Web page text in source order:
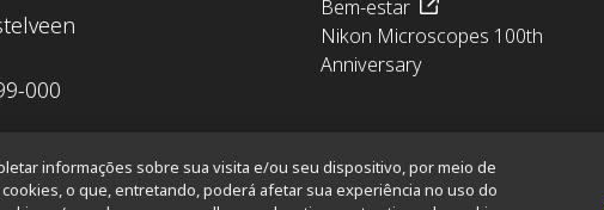
000
Bem-estar
Nikon Microscopes 100th
Anniversary
informações sobre sua visita e/ou seu dispositivo, por meio de
o que, entretando, poderá afetar sua experiência no uso do